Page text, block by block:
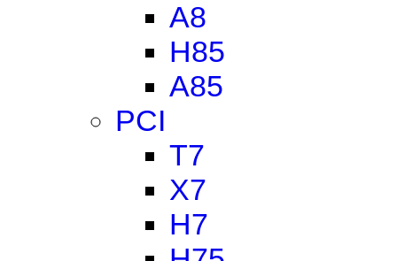
A8
H85
A85
PCI
T7
X7
H7